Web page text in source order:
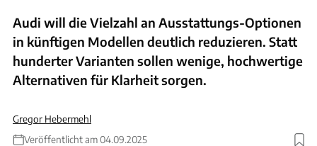
Audi will die Vielzahl an Ausstattungs-Optionen
in künftigen Modellen deutlich reduzieren. Statt
hunderter Varianten sollen wenige, hochwertige
Alternativen für Klarheit sorgen.
Gregor Hebermehl
Veröffentlicht am 04.09.2025